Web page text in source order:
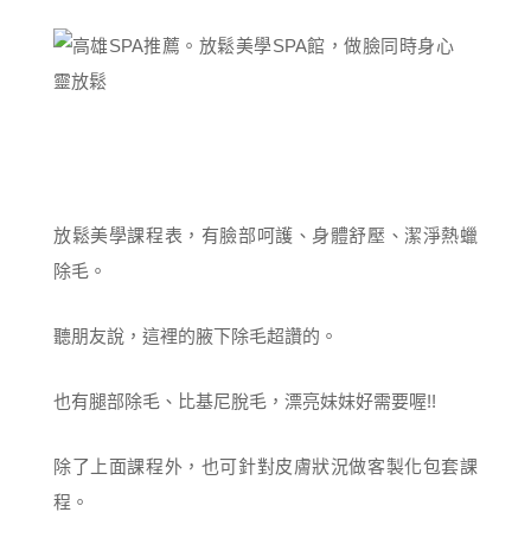
放鬆美學課程表，有臉部呵護、身體舒壓、潔淨熱蠟
除毛。
聽朋友說，這裡的腋下除毛超讚的。
也有腿部除毛、比基尼脫毛，漂亮妹妹好需要喔!!
除了上面課程外，也可針對皮膚狀況做客製化包套課
程。